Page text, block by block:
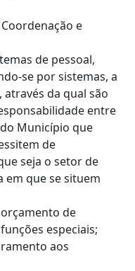
e
de pessoal,
se por sistemas, a
da qual são
entre
Município que
de
seja o setor de
em que se situem
de
especiais;
aos